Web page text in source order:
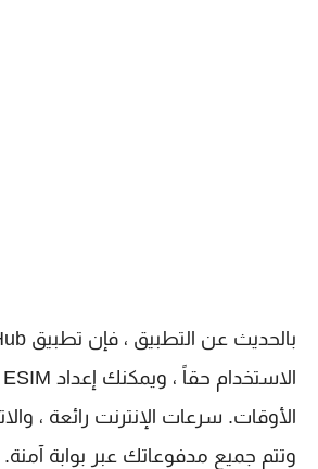
الأوقات. سرعات الإنترنت رائعة ،
وتتم جميع مدفوعاتك عبر بوابة آمنة.